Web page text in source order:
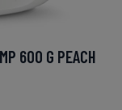
600 G PEACH